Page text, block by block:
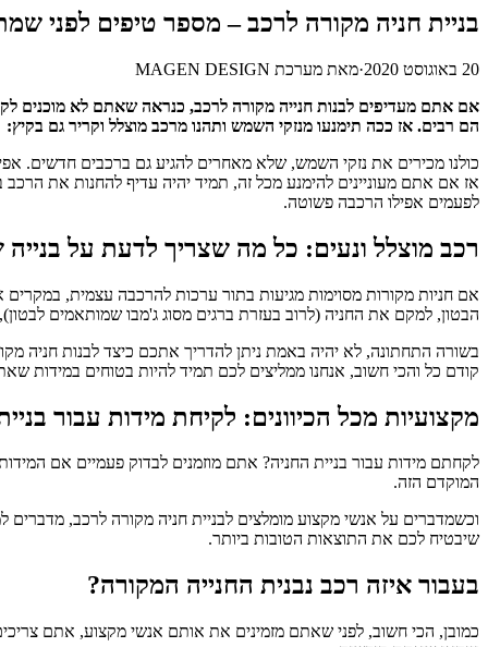
בניית חניה מקורה לרכב – מספר טיפים לפני
20 באוגוסט 2020 ·מאת מערכת MAGEN DESIGN
אם אתם מעדיפים לבנות חנייה מקורה לרכב, כנראה שאתם לא מוכנים
הם רבים. אז ככה תימנעו מנזקי השמש ותהנו מרכב מוצלל וקריר גם בקיץ:
כולנו מכירים את נזקי השמש, שלא מאחרים להגיע גם ברכבים חדשים.
אז אם אתם מעוניינים להימנע מכל זה, תמיד יהיה עדיף להחנות את
לפעמים אפילו הרכבה פשוטה.
רכב מוצלל ונעים: כל מה שצריך לדעת על בנייה
אם חניות מקורות מסוימות מגיעות בתור ערכות להרכבה עצמית, במקרים
הבטון, למקם את החניה (לרוב בעזרת ברגים מסוג ג'מבו שמותאמים
בשורה התחתונה, לא יהיה באמת ניתן להדריך אתכם כיצד לבנות חניה
קודם כל והכי חשוב, אנחנו ממליצים לכם תמיד להיות בטוחים במידות
מקצועיות מכל הכיוונים: לקיחת מידות עבור
לקחתם מידות עבור בניית החניה? אתם מוזמנים לבדוק פעמיים אם
המוקדם הזה.
וכשמדברים על אנשי מקצוע מומלצים לבניית חניה מקורה לרכב,
שיבטיח לכם את התוצאות הטובות ביותר.
בעבור איזה רכב נבנית החנייה המקורה?
כמובן, הכי חשוב, לפני שאתם מזמינים את אותם אנשי מקצוע, אתם